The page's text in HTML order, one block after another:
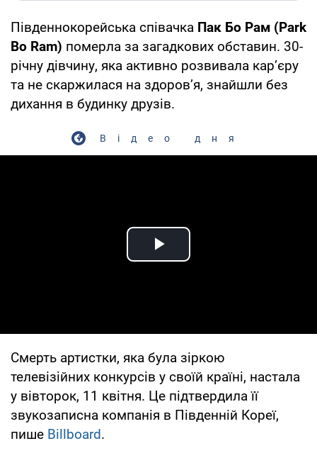
Південнокорейська співачка Пак Бо Рам (Park
Bo Ram) померла за загадкових обставин. 30-
річну дівчину, яка активно розвивала карʼєру
та не скаржилася на здоровʼя, знайшли без
дихання в будинку друзів.
Відео дня
Play Video
Смерть артистки, яка була зіркою
телевізійних конкурсів у своїй країні, настала
у вівторок, 11 квітня. Це підтвердила її
звукозаписна компанія в Південній Кореї,
пише Billboard.